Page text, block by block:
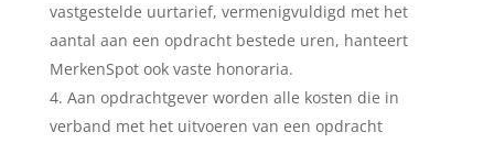
vastgestelde uurtarief, vermenigvuldigd met het
aantal aan een opdracht bestede uren, hanteert
MerkenSpot ook vaste honoraria.
Aan opdrachtgever worden alle kosten die in
verband met het uitvoeren van een opdracht